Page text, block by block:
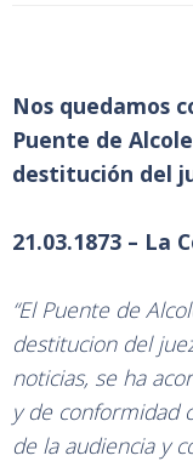
Nos quedamos
Puente de
destitución del
21.03.1873 – La
“El Puente de
destitucion del
noticias, se ha
y de conformidad
de la audiencia y